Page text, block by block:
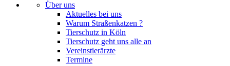
Über uns
Aktuelles bei uns
Warum Straßenkatzen ?
Tierschutz in Köln
Tierschutz geht uns alle an
Vereinstierärzte
Termine